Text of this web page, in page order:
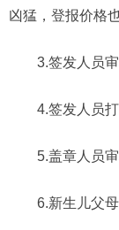
凶猛，登报价格
3.签发人员
4.签发人员
5.盖章人员
6.新生儿父